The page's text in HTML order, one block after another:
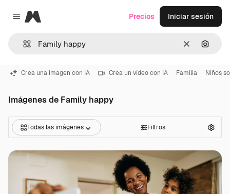
Close menu
Magnific
Borrar
Precios Iniciar sesión
Crea una imagen con IA Crea un vídeo con IA Familia Niños
Imágenes de Family happy
Todas las imágenes Filtros